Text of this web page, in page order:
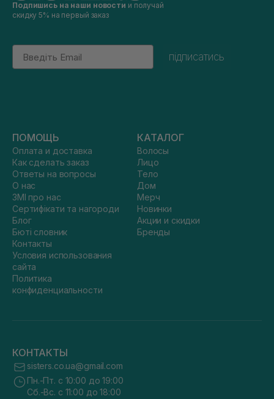
Подпишись на наши новости и получай
скидку 5% на первый заказ
Email
підписатись
ПОМОЩЬ
Оплата и доставка
Как сделать заказ
Ответы на вопросы
О нас
ЗМІ про нас
Сертифікати та нагороди
Блог
Бюті словник
Контакты
Условия использования
сайта
Политика
конфиденциальности
КАТАЛОГ
Волосы
Лицо
Тело
Дом
Мерч
Новинки
Акции и скидки
Бренды
КОНТАКТЫ
sisters.co.ua@gmail.com
Пн.-Пт. с 10:00 до 19:00
Сб.-Вс. с 11:00 до 18:00